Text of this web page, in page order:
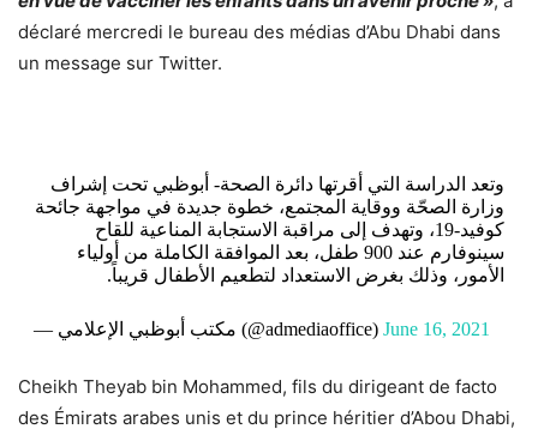
déclaré mercredi le bureau des médias d’Abu Dhabi dans
un message sur Twitter.
وتعد الدراسة التي أقرتها دائرة الصحة- أبوظبي تحت إشراف
وزارة الصحّة ووقاية المجتمع، خطوة جديدة في مواجهة جائحة
كوفيد-19، وتهدف إلى مراقبة الاستجابة المناعية للقاح
سينوفارم عند 900 طفل، بعد الموافقة الكاملة من أولياء
الأمور، وذلك بغرض الاستعداد لتطعيم الأطفال قريباً.
— مكتب أبوظبي الإعلامي (@admediaoffice) June 16, 2021
Cheikh Theyab bin Mohammed, fils du dirigeant de facto
des Émirats arabes unis et du prince héritier d’Abou Dhabi,